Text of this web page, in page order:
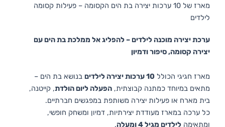
מארז של 10 ערכות יצירה בת הים הקסומה – פעילות קסומה
לילדים
ערכת יצירה מוכנה לילדים – להפליג אל ממלכת בת הים עם
יצירה קסומה, סיפור ודמיון
מארז חגיגי הכולל 10 ערכות יצירה לילדים
בנושא בת הים –
מתאים במיוחד כמתנה קבוצתית, הפעלה ליום הולדת, קייטנה,
בית מארח או פעילות יצירה משותפת במפגשים חברתיים.
כל ערכה במארז מעודדת יצירתיות, דמיון ומשחק חופשי,
ומתאימה לילדים מגיל 4 ומעלה .